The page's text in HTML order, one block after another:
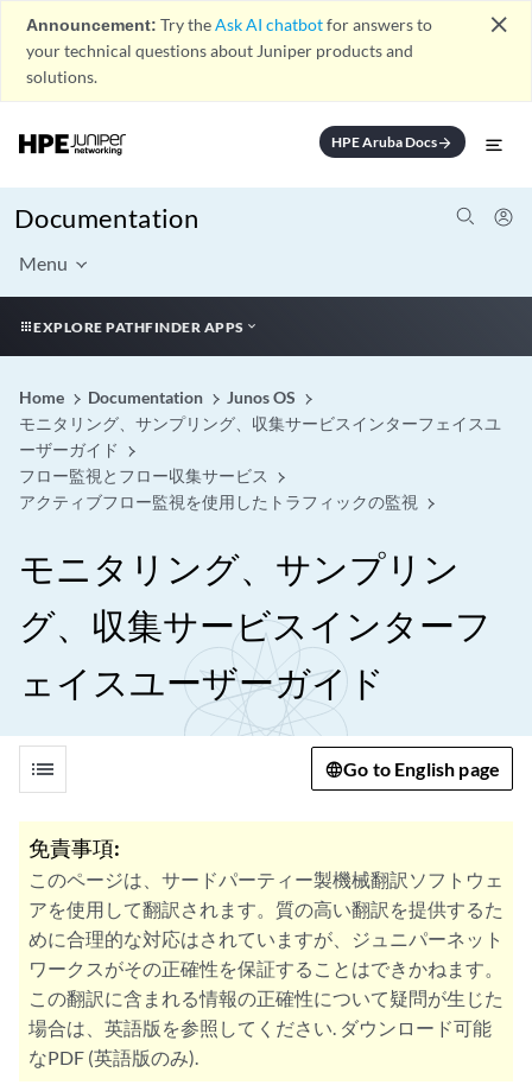
Announcement: Try theAsk AI chatbotfor answers to
your technical questions about Juniper products and
solutions.
close
HPE Aruba Docsarrow_forward
Documentation
Menu
EXPLORE PATHFINDER APPS
Home Documentation
Junos OS
モニタリング、サンプリング、収集サービスインターフェイスユ
ーザーガイド
フロー監視とフロー収集サービス
アクティブフロー監視を使用したトラフィックの監視
モニタリング、サンプリン
グ、収集サービスインターフ
ェイスユーザーガイド
list Go to English page
免責事項:
このページは、サードパーティー製機械翻訳ソフトウェ
アを使用して翻訳されます。質の高い翻訳を提供するた
めに合理的な対応はされていますが、ジュニパーネット
ワークスがその正確性を保証することはできかねます。
この翻訳に含まれる情報の正確性について疑問が生じた
場合は、英語版を参照してください. ダウンロード可能
なPDF (英語版のみ).